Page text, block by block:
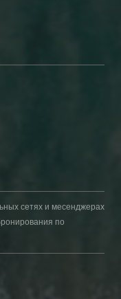
сетях и месенджерах
по